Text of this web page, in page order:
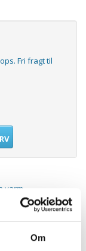
Om
Fri fragt til
varm